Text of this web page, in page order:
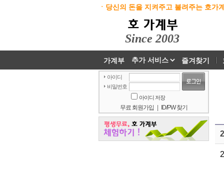
ㆍ당신의 돈을 지켜주고 불려주는 호가
Since 2003
가계부 즐겨찾기
아이디
비밀번호
아이디 저장
무료 회원가입 ID/PW 찾기